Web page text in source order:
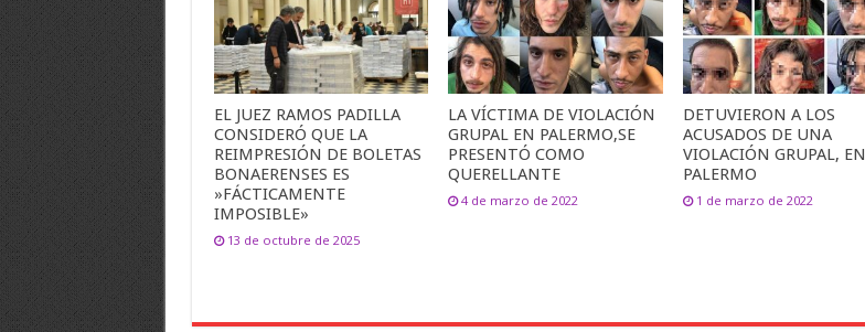
EL JUEZ RAMOS PADILLA
CONSIDERÓ QUE LA
REIMPRESIÓN DE BOLETAS
BONAERENSES ES
»FÁCTICAMENTE
IMPOSIBLE»
13 de octubre de 2025
LA VÍCTIMA DE VIOLACIÓN
GRUPAL EN PALERMO,SE
PRESENTÓ COMO
QUERELLANTE
4 de marzo de 2022
DETUVIERON A LOS
ACUSADOS DE UNA
VIOLACIÓN GRUPAL, EN
PALERMO
1 de marzo de 2022